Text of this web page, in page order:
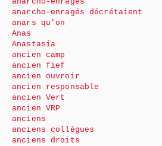
anarcho-enragés décrétaient
anars qu’on
Anas
Anastasia
ancien camp
ancien fief
ancien ouvroir
ancien responsable
ancien Vert
ancien VRP
anciens
anciens collègues
anciens droits